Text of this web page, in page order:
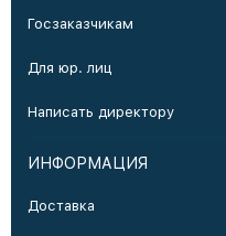
Госзаказчикам
Для юр. лиц
Написать директору
ИНФОРМАЦИЯ
Доставка